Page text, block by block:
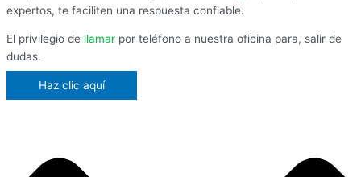
expertos, te faciliten una respuesta confiable.
El privilegio de llamar por teléfono a nuestra oficina para, salir de
dudas.
Haz clic aquí